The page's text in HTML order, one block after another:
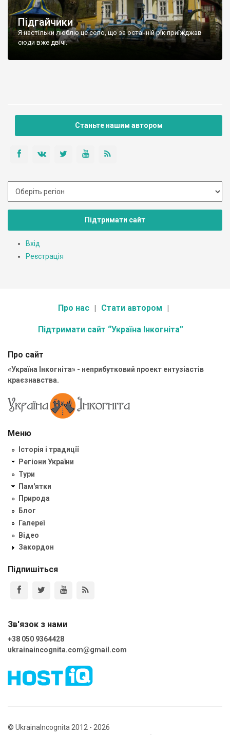
Підгайчики
Я настільки люблю це село, що за останній рік приїжджав
сюди вже двічі.
Станьте нашим автором
Підтримати сайт
Вхід
Реєстрація
Про нас Стати автором
Підтримати сайт “Україна Інкогніта”
Про сайт
«Україна Інкогніта» - неприбутковий проект ентузіастів
краєзнавства.
Меню
Історія і традиції
Регіони України
Тури
Пам'ятки
Природа
Блог
Галереї
Відео
Закордон
Підпишіться
Зв'язок з нами
+38 050 9364428
ukrainaincognita.com@gmail.com
© UkrainaIncognita 2012 - 2026